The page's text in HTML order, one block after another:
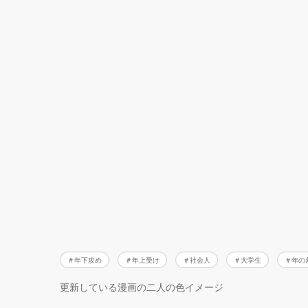
年下攻め 年上受け 社会人 大学生 年の
更新している漫画の二人の色イメージ